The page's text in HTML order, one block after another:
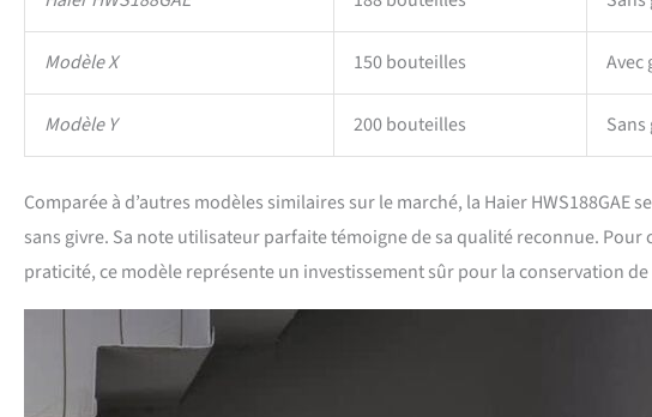
Modèle X 150 bouteilles Avec
Modèle Y 200 bouteilles
Comparée à d’autres modèles similaires sur le marché, la Haier
sans givre. Sa note utilisateur parfaite témoigne de sa qualité reconnue.
praticité, ce modèle représente un investissement sûr pour la conservation